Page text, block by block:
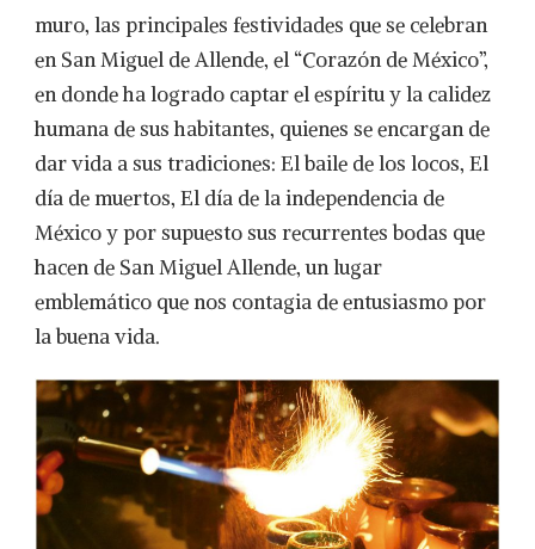
muro, las principales festividades que se celebran
en San Miguel de Allende, el “Corazón de México”,
en donde ha logrado captar el espíritu y la calidez
humana de sus habitantes, quienes se encargan de
dar vida a sus tradiciones: El baile de los locos, El
día de muertos, El día de la independencia de
México y por supuesto sus recurrentes bodas que
hacen de San Miguel Allende, un lugar
emblemático que nos contagia de entusiasmo por
la buena vida.